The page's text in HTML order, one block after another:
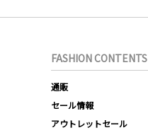
FASHION CONTENTS
通販
セール情報
アウトレットセール